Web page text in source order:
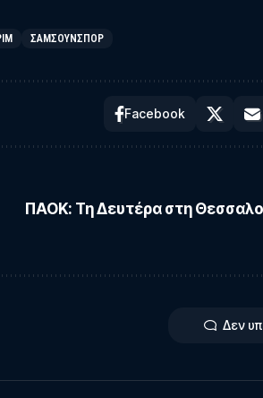
ΣΑΜΣΟΥΝΣΠΌΡ
Facebook
ΠΑΟΚ: Τη Δευτέρα στη
Δεν